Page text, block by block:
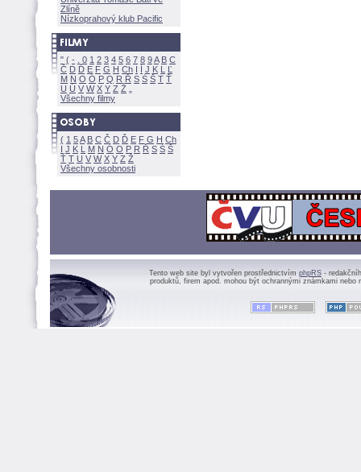
Zlíně
Nízkoprahový klub Pacific
" ( - 0 1 2 3 4 5 6 7 8 9A B C
Č D Ď E F G H Ch I Í J K L
Ľ
M N O Ó P Q R Ř S Ś T Ť
U Ú V W X Y Z
Všechny filmy
( 1 5A B C Č D Ď E F G H Ch
I J K L M N Ó O P R Ř S Ś
Ť T U V W X Y Z
Všechny osobnosti
Tento web site byl vytvořen prostřednictvím phpRS -
produktů, firem apod. mohou být ochrannými známkami